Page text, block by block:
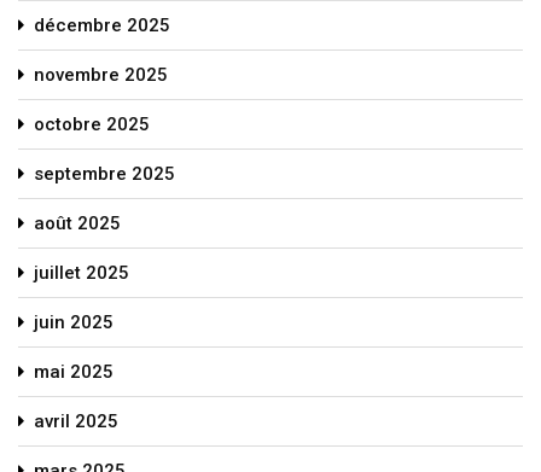
décembre 2025
novembre 2025
octobre 2025
septembre 2025
août 2025
juillet 2025
juin 2025
mai 2025
avril 2025